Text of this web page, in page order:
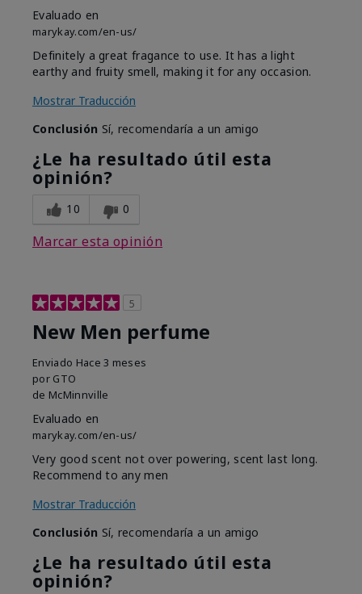
Evaluado en
marykay.com/en-us/
Definitely a great fragance to use. It has a light
earthy and fruity smell, making it for any occasion.
Mostrar Traducción
Conclusión Sí, recomendaría a un amigo
¿Le ha resultado útil esta
opinión?
10 0
Marcar esta opinión
5
New Men perfume
Enviado Hace 3 meses
por GTO
de McMinnville
Evaluado en
marykay.com/en-us/
Very good scent not over powering, scent last long.
Recommend to any men
Mostrar Traducción
Conclusión Sí, recomendaría a un amigo
¿Le ha resultado útil esta
opinión?